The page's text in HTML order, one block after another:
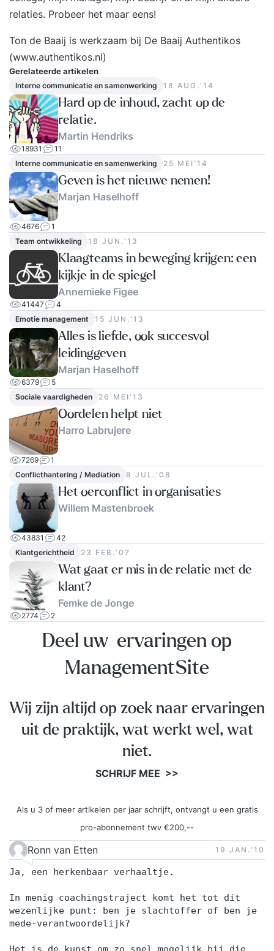
relaties. Probeer het maar eens!
Ton de Baaij is werkzaam bij De Baaij Authentikos
(www.authentikos.nl)
Gerelateerde artikelen
Interne communicatie en samenwerking 18 AUG.‘14
Hard op de inhoud, zacht op de
relatie.
Martin Hendriks
18931
11
Interne communicatie en samenwerking
25 MEI‘14
Geven is het nieuwe nemen!
Marjan Haselhoff
4676
1
Team ontwikkeling
18 JUN.‘13
Klaagteams in beweging krijgen: een
kijkje in de spiegel
Annemieke Figee
41447
4
Emotie management
15 JUN.‘13
Alles is liefde, ook succesvol
leidinggeven
Marjan Haselhoff
6379
5
Sociale vaardigheden
26 MEI‘13
Oordelen helpt niet
Harro Labrujere
7269
1
Conflicthantering / Mediation
8 JUL.‘08
Het oerconflict in organisaties
Willem Mastenbroek
43831
42
Klantgerichtheid
23 FEB.‘07
Wat gaat er mis in de relatie met de
klant?
Femke de Jonge
2774 2
Deel uw ervaringen op
ManagementSite
Wij zijn altijd op zoek naar ervaringen
uit de praktijk, wat werkt wel, wat
niet.
SCHRIJF MEE >>
Als u 3 of meer artikelen per jaar schrijft, ontvangt u een gratis
pro-abonnement twv €200,--
Ronn van Etten 19 JAN.‘10
Ja, een herkenbaar verhaaltje.
In menig coachingstraject komt het tot dit
wezenlijke punt: ben je slachtoffer of ben je
mede-verantwoordelijk?